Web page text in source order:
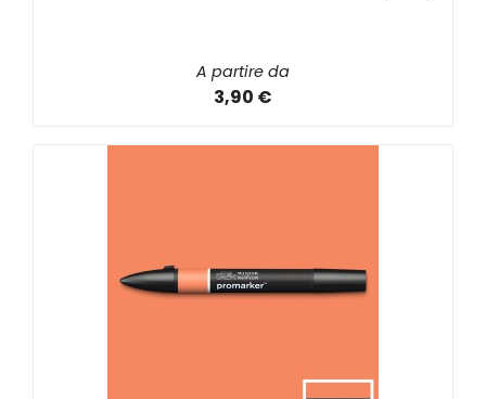
A partire da
3,90 €